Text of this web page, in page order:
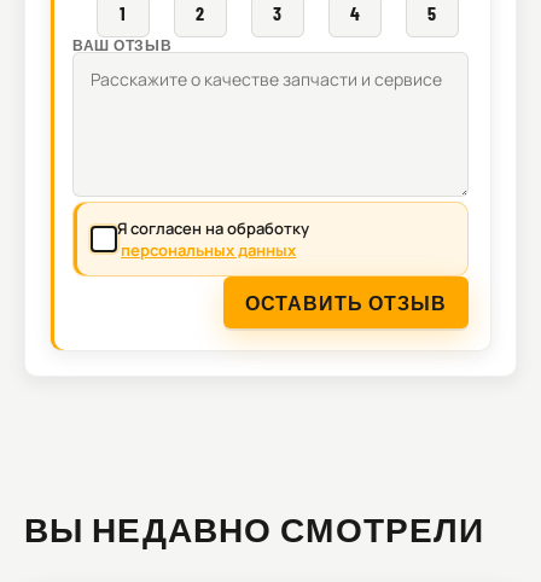
1 2 3 4 5
ВАШ ОТЗЫВ
Я согласен на обработку
персональных данных
ОСТАВИТЬ ОТЗЫВ
ВЫ НЕДАВНО СМОТРЕЛИ